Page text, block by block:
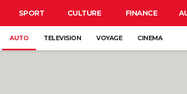
SPORT CULTURE FINANCE
AUTO TELEVISION VOYAGE CINEMA